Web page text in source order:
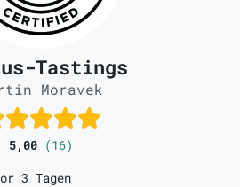
Tastings
Moravek
5,00 (16)
3 Tagen